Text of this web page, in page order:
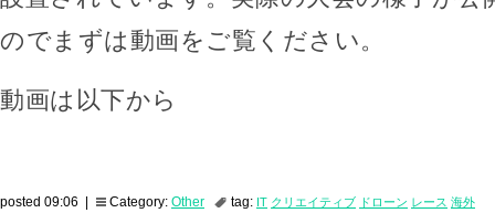
のでまずは動画をご覧ください。
動画は以下から
posted 09:06 | Category: Other tag: IT クリエイティブ ドローン レース 海外